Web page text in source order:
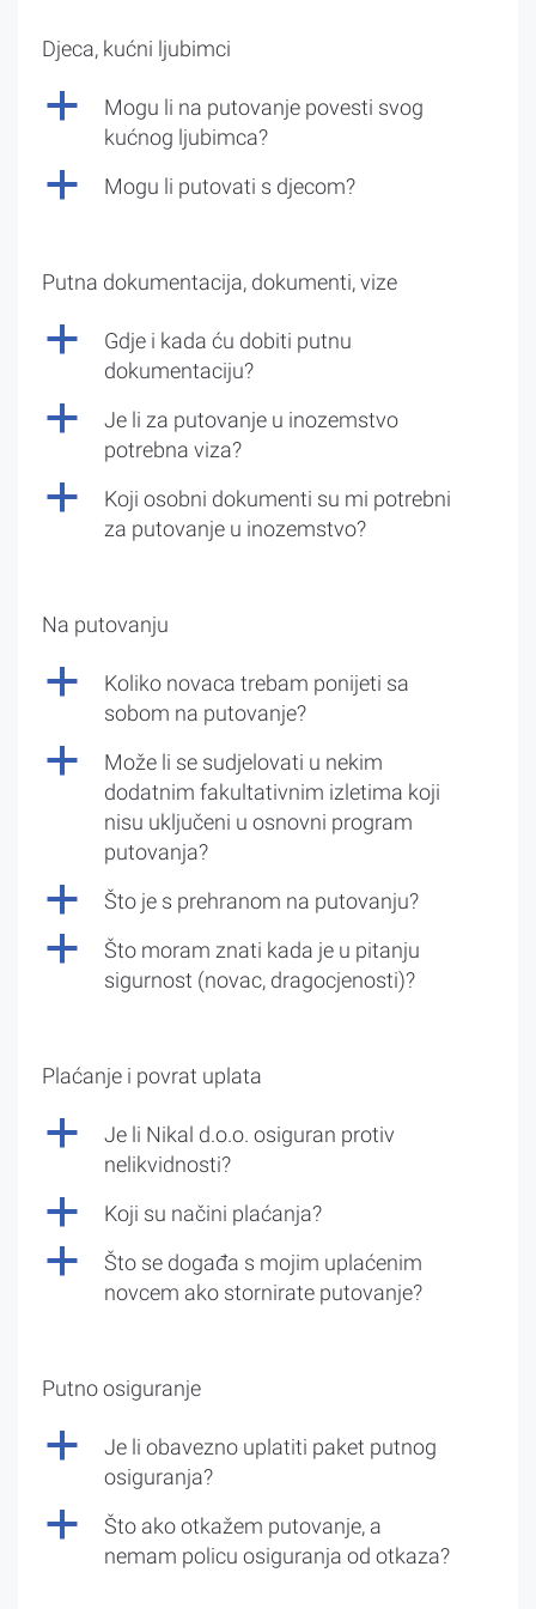
Djeca, kućni ljubimci
a
Mogu li na putovanje povesti svog
kućnog ljubimca?
a Mogu li putovati s djecom?
Putna dokumentacija, dokumenti, vize
a
Gdje i kada ću dobiti putnu
dokumentaciju?
a
Je li za putovanje u inozemstvo
potrebna viza?
a
Koji osobni dokumenti su mi potrebni
za putovanje u inozemstvo?
Na putovanju
a
Koliko novaca trebam ponijeti sa
sobom na putovanje?
a
Može li se sudjelovati u nekim
dodatnim fakultativnim izletima koji
nisu uključeni u osnovni program
putovanja?
a Što je s prehranom na putovanju?
a
Što moram znati kada je u pitanju
sigurnost (novac, dragocjenosti)?
Plaćanje i povrat uplata
a
Je li Nikal d.o.o. osiguran protiv
nelikvidnosti?
a Koji su načini plaćanja?
a
Što se događa s mojim uplaćenim
novcem ako stornirate putovanje?
Putno osiguranje
a
Je li obavezno uplatiti paket putnog
osiguranja?
a
Što ako otkažem putovanje, a
nemam policu osiguranja od otkaza?